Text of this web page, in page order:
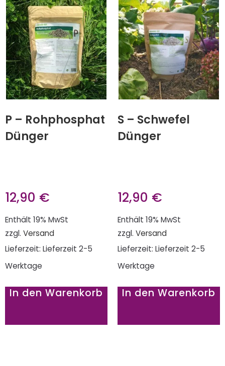
P – Rohphosphat
Dünger
12,90 €
Enthält 19% MwSt
zzgl. Versand
Lieferzeit: Lieferzeit 2-5
Werktage
In den Warenkorb
S – Schwefel
Dünger
12,90 €
Enthält 19% MwSt
zzgl. Versand
Lieferzeit: Lieferzeit 2-5
Werktage
In den Warenkorb